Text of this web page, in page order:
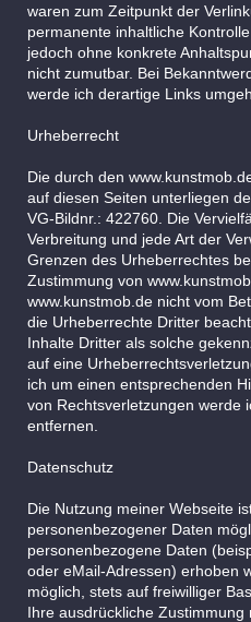
waren zum Zeitpunkt der
permanente inhaltliche
jedoch ohne konkrete
nicht zumutbar. Bei
werde ich derartige Links
Urheberrecht
Die durch den
auf diesen Seiten unterliegen
VG-Bildnr.: 422760. Die
Verbreitung und jede Art der
Grenzen des Urheberrechtes
Zustimmung von
www.kunstmob.de nicht vom
die Urheberrechte Dritter
Inhalte Dritter als solche
auf eine
ich um einen entsprechenden
von Rechtsverletzungen werde
entfernen.
Datenschutz
Die Nutzung meiner Webseite
personenbezogener Daten
personenbezogene Daten
oder eMail-Adressen) erhoben
möglich, stets auf freiwilliger
Ihre ausdrückliche Zustimmung